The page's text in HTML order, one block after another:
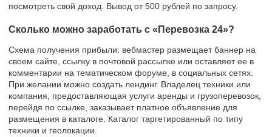
посмотреть свой доход. Вывод от 500 рублей по запросу.
Сколько можно заработать с «Перевозка 24»?
Схема получения прибыли: вебмастер размещает баннер на
своем сайте, ссылку в почтовой рассылке или оставляет ее в
комментарии на тематическом форуме, в социальных сетях.
При желании можно создать лендинг. Владелец техники или
компания, предоставляющая услуги аренды и грузоперевозок,
перейдя по ссылке, заказывает платное объявление для
размещения в каталоге. Каталог таргетированный по типу
техники и геолокации.